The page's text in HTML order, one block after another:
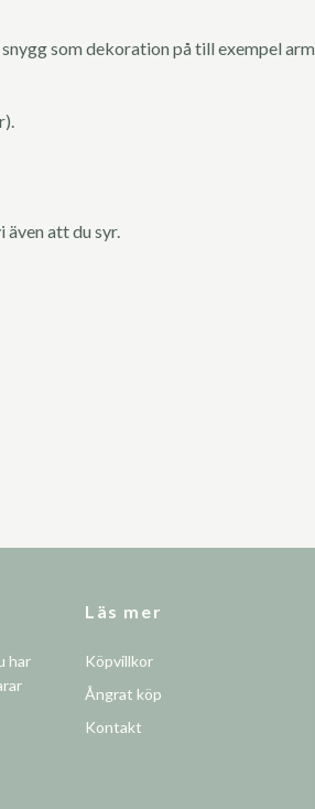
som dekoration på till exempel
att du syr.
har
Läs mer
Köpvillkor
Ångrat köp
Kontakt